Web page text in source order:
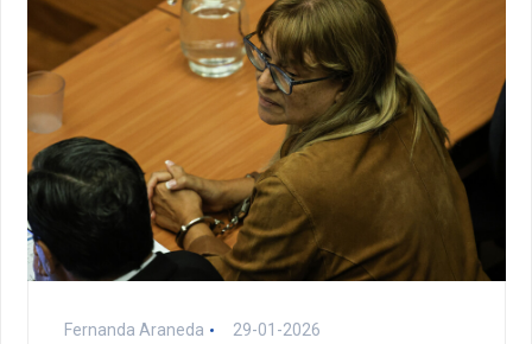
Fernanda Araneda 29-01-2026